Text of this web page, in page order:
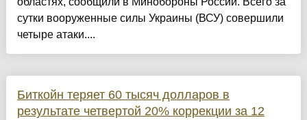
сутки вооруженные силы Украины (ВСУ) совершили
четыре атаки....
Биткойн теряет 60 тысяч долларов в
результате четвертой 20% коррекции за 12